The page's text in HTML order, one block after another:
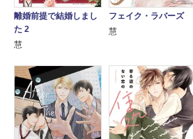
離婚前提で結婚しまし
た 2
慧
フェイク・ラバーズ
慧